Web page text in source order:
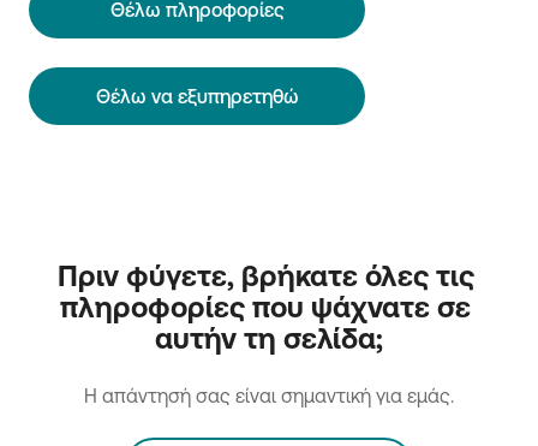
Θέλω πληροφορίες
Θέλω να εξυπηρετηθώ
Πριν φύγετε, βρήκατε όλες τις
πληροφορίες που ψάχνατε σε
αυτήν τη σελίδα;
H απάντησή σας είναι σημαντική για εμάς.